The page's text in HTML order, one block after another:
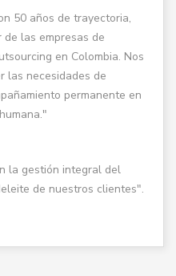
50 años de trayectoria,
las empresas de
en Colombia. Nos
las necesidades de
permanente en
la gestión integral del
de nuestros clientes".